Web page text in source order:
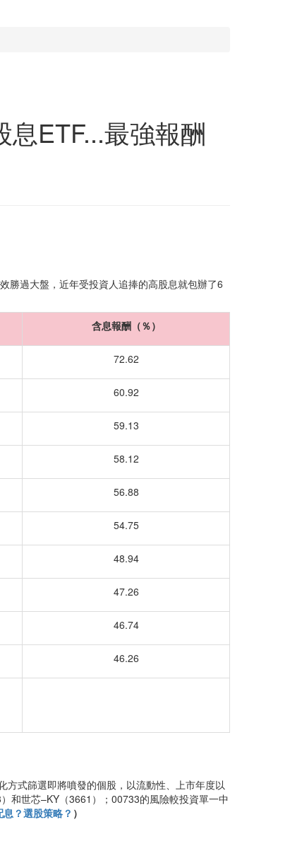
ETF...最強報酬
勝過大盤，近年受投資人追捧的高股息就包辦了6
含息報酬（％）
72.62
60.92
59.13
58.12
56.88
54.75
48.94
47.26
46.74
46.26
式篩選即將噴發的個股，以流動性、上市年度以
和世芯–KY（3661）；00733的風險較投資單一中
？選股策略？ ）